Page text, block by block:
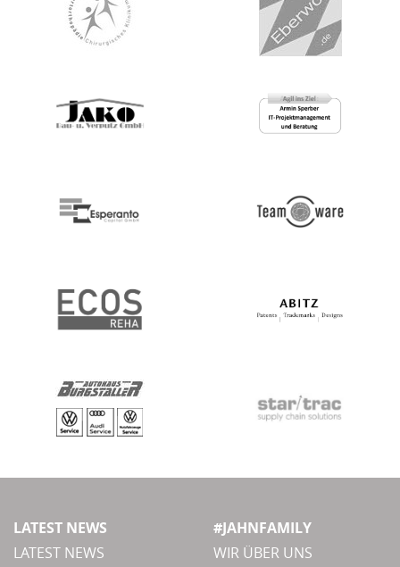
LATEST NEWS
LATEST NEWS
#JAHNFAMILY
WIR ÜBER UNS